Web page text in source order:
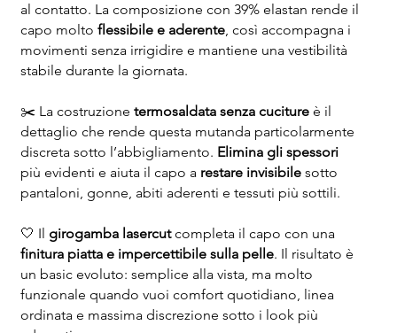
al contatto. La composizione con 39% elastan rende il
capo molto flessibile e aderente, così accompagna i
movimenti senza irrigidire e mantiene una vestibilità
stabile durante la giornata.
✂️ La costruzione termosaldata senza cucitureè il
dettaglio che rende questa mutanda particolarmente
discreta sotto l’abbigliamento. Elimina gli spessori
più evidenti e aiuta il capo a restare invisibilesotto
pantaloni, gonne, abiti aderenti e tessuti più sottili.
🤍 Il girogamba lasercutcompleta il capo con una
finitura piatta e impercettibile sulla pelle. Il risultato è
un basic evoluto: semplice alla vista, ma molto
funzionale quando vuoi comfort quotidiano, linea
ordinata e massima discrezione sotto i look più